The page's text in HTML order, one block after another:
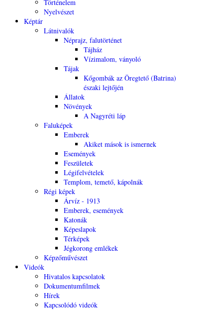
Történelem
Nyelvészet
Képtár
Látnivalók
Néprajz, falutörténet
Tájház
Vízimalom, ványoló
Tájak
Kőgombák az Öregtető (Batrina)
északi lejtőjén
Állatok
Növények
A Nagyréti láp
Faluképek
Emberek
Akiket mások is ismernek
Események
Feszületek
Légifelvételek
Templom, temető, kápolnák
Régi képek
Árvíz - 1913
Emberek, események
Katonák
Képeslapok
Térképek
Jégkorong emlékek
Képzőművészet
Videók
Hivatalos kapcsolatok
Dokumentumfilmek
Hírek
Kapcsolódó videók